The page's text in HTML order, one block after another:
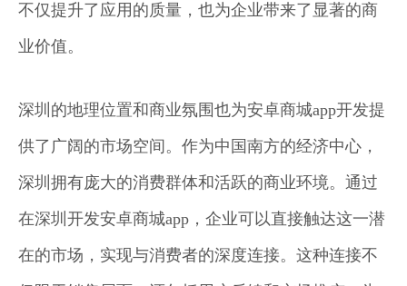
不仅提升了应用的质量，也为企业带来了显著的商
业价值。
深圳的地理位置和商业氛围也为安卓商城app开发提
供了广阔的市场空间。作为中国南方的经济中心，
深圳拥有庞大的消费群体和活跃的商业环境。通过
在深圳开发安卓商城app，企业可以直接触达这一潜
在的市场，实现与消费者的深度连接。这种连接不